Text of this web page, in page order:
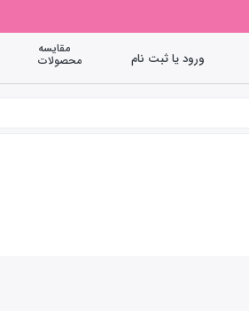
ورود یا ثبت نام
مقایسه
محصولات